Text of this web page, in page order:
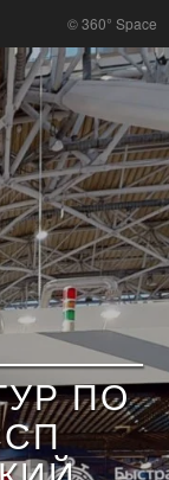
© 360° Space
ПО